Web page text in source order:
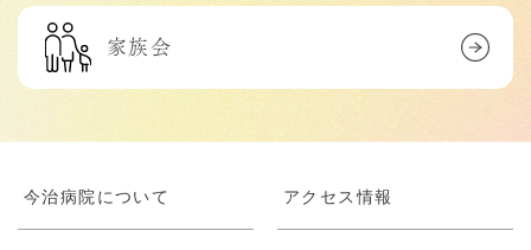
家族会
今治病院について アクセス情報